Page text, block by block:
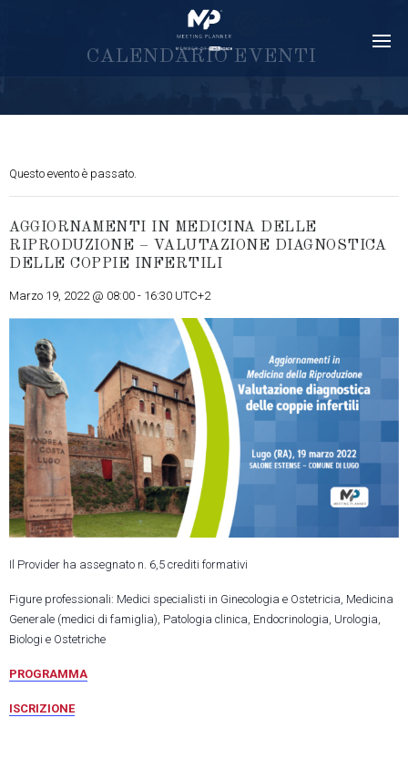
CALEN DARIO E VEN TI
Questo evento è passato.
AGGIORNAMENTI IN MEDICINA DELLE
RIPRODUZIONE – VALUTAZIONE DIAGNOSTICA
DELLE COPPIE INFERTILI
Marzo 19, 2022 @ 08:00 - 16:30 UTC+2
Il Provider ha assegnato n. 6,5 crediti formativi
Figure professionali: Medici specialisti in Ginecologia e Ostetricia, Medicina
Generale (medici di famiglia), Patologia clinica, Endocrinologia, Urologia,
Biologi e Ostetriche
PROGRAMMA
ISCRIZIONE